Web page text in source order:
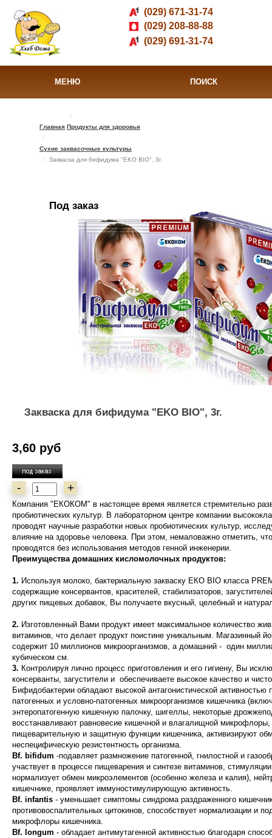
(029) 671-31-74
(029) 208-88-88
(029) 691-31-74
МЕНЮ ПОИСК
Главная Продукты для здоровья
Сухие заквасочные культуры
Закваска для бифидума "EKO BIO", 3г.
Под заказ
Закваска для бифидума "EKO BIO", 3г.
3,60 руб
- +
Компания "ЕКОКОМ" в настоящее время является стремительно
пробиотических культур. В лабораторном центре компании
проводят научные разработки новых пробиотических культур,
влияние на здоровье человека. При этом, немаловажно отметить,
проводятся без использования методов генной инженерии.
Преимущества домашних кисломолочных продуктов:
1. Используя молоко, бактериальную закваску ЕКО BIO класса
содержащие консервантов, красителей, стабилизаторов,
других пищевых добавок, Вы получаете вкусный, целебный и
2. Изготовленный Вами продукт имеет максимальное количество
витаминов, что делает продукт поистине уникальным. Магазинный
содержит 10 миллионов микроорганизмов, а домашний - один
кубическом см.
3. Контролируя лично процесс приготовления и его гигиену, Вы
консерванты, загустители и обеспечиваете высокое качество и
Бифидобактерии обладают высокой антагонистической активностью
патогенных и условно-патогенных микроорганизмов кишечника
энтеропатогенную кишечную палочку, шигеллы, некоторые
восстанавливают равновесие кишечной и влагалищной
пищеварительную и защитную функции кишечника, активизируют
неспецифическую резистентность организма.
Bf. bifidum -подавляет размножение патогенной, гнилостной и
участвует в процессе пищеварения и синтезе витаминов,
нормализует обмен микроэлементов (особенно железа и калия),
кишечнике, проявляет иммуностимулирующую активность.
Bf. infantis - уменьшает симптомы синдрома раздраженного
противовоспалительных цитокинов, способствует нормализации и
микрофлоры кишечника.
Bf. longum - обладает антимутагенной активностью благодаря